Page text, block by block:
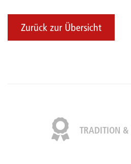
Zurück zur Übersicht
TRADITION